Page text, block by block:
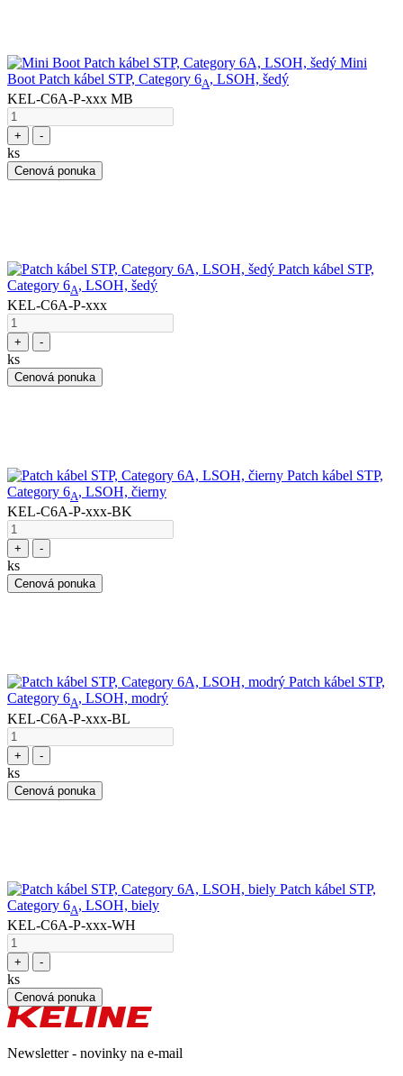
Mini
Boot Patch kábel STP, Category 6A, LSOH, šedý
KEL-C6A-P-xxx MB
+ -
ks
Cenová ponuka
Patch kábel STP,
Category 6A, LSOH, šedý
KEL-C6A-P-xxx
+ -
ks
Cenová ponuka
Patch kábel STP,
Category 6A, LSOH, čierny
KEL-C6A-P-xxx-BK
+ -
ks
Cenová ponuka
Patch kábel STP,
Category 6A, LSOH, modrý
KEL-C6A-P-xxx-BL
+ -
ks
Cenová ponuka
Patch kábel STP,
Category 6A, LSOH, biely
KEL-C6A-P-xxx-WH
+ -
ks
Cenová ponuka
Newsletter - novinky na e-mail